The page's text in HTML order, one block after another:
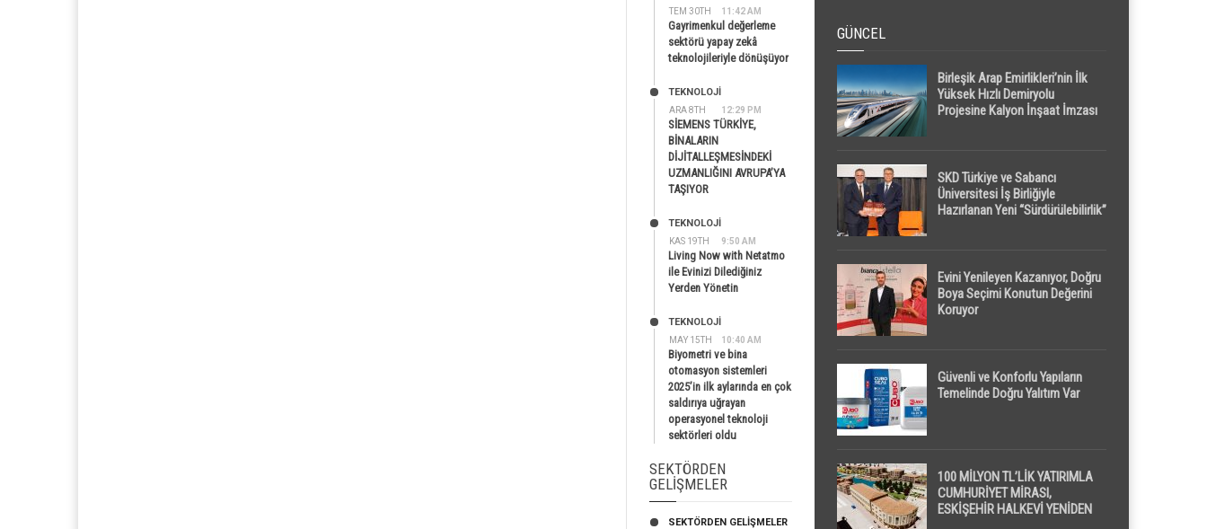
TEM 30TH 11:42 AM
Gayrimenkul değerleme
sektörü yapay zekâ
teknolojileriyle dönüşüyor
ARA 8TH 12:29 PM
TEKNOLOJİ
SİEMENS TÜRKİYE,
BİNALARIN
DİJİTALLEŞMESİNDEKİ
UZMANLIĞINI AVRUPA’YA
TAŞIYOR
KAS 19TH 9:50 AM
TEKNOLOJİ
Living Now with Netatmo
ile Evinizi Dilediğiniz
Yerden Yönetin
MAY 15TH 10:40 AM
TEKNOLOJİ
Biyometri ve bina
otomasyon sistemleri
2025’in ilk aylarında en çok
saldırıya uğrayan
operasyonel teknoloji
sektörleri oldu
SEKTÖRDEN
GELIŞMELER
SEKTÖRDEN GELIŞMELER
GÜNCEL
Birleşik Arap Emirlikleri’nin İlk
Yüksek Hızlı Demiryolu
Projesine Kalyon İnşaat İmzası
SKD Türkiye ve Sabancı
Üniversitesi İş Birliğiyle
Hazırlanan Yeni “Sürdürülebilirlik”
Evini Yenileyen Kazanıyor, Doğru
Boya Seçimi Konutun Değerini
Koruyor
Güvenli ve Konforlu Yapıların
Temelinde Doğru Yalıtım Var
100 MİLYON TL’LİK YATIRIMLA
CUMHURİYET MİRASI,
ESKİŞEHİR HALKEVİ YENİDEN